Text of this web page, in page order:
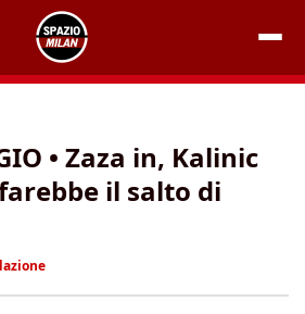
• Zaza in, Kalinic
il salto di